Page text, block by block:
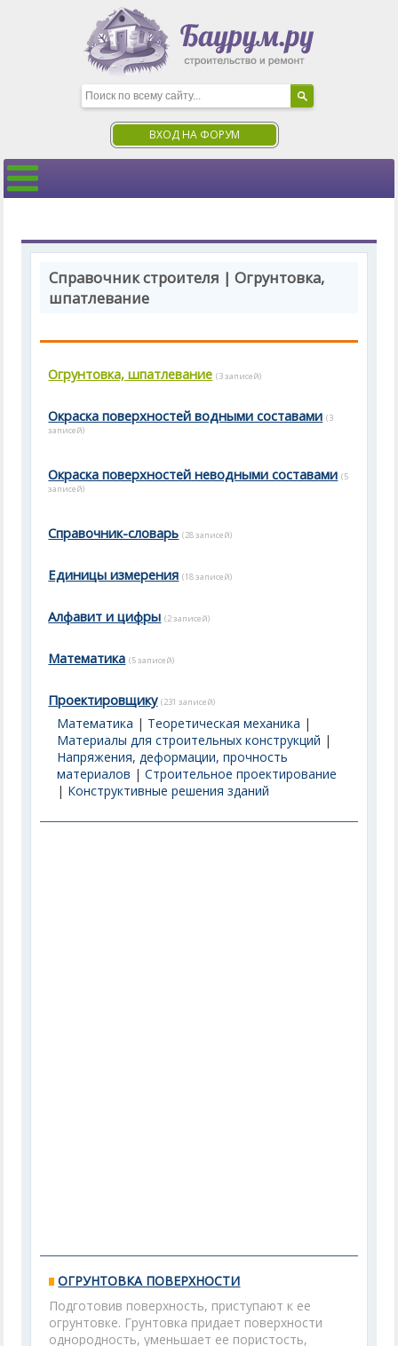
ВХОД НА ФОРУМ
Справочник строителя | Огрунтовка,
шпатлевание
Огрунтовка, шпатлевание (3 записей)
Окраска поверхностей водными составами (3
записей)
Окраска поверхностей неводными составами (5
записей)
Справочник-словарь (28 записей)
Единицы измерения (18 записей)
Алфавит и цифры (2 записей)
Математика (5 записей)
Проектировщику (231 записей)
Математика | Теоретическая механика |
Материалы для строительных конструкций |
Напряжения, деформации, прочность
материалов |Строительное проектирование
| Конструктивные решения зданий
ОГРУНТОВКА ПОВЕРХНОСТИ
Подготовив поверхность, приступают к ее
огрунтовке. Грунтовка придает поверхности
однородность, уменьшает ее пористость,